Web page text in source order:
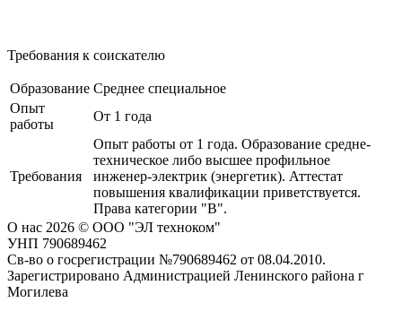
Требования к соискателю
Образование Среднее специальное
Опыт
работы
От 1 года
Требования
Опыт работы от 1 года. Образование средне-
техническое либо высшее профильное
инженер-электрик (энергетик). Аттестат
повышения квалификации приветствуется.
Права категории "B".
О нас 2026 © ООО "ЭЛ техноком"
УНП 790689462
Св-во о госрегистрации №790689462 от 08.04.2010.
Зарегистрировано Администрацией Ленинского района г
Могилева